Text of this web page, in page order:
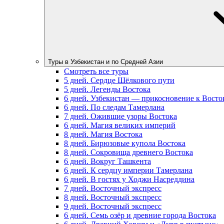
Туры в Узбекистан и по Средней Азии
Смотреть все туры
5 дней. Сердце Шёлкового пути
5 дней. Легенды Востока
6 дней. Узбекистан — прикосновение к
6 дней. По следам Тамерлана
7 дней. Ожившие узоры Востока
6 дней. Магия великих империй
8 дней. Магия Востока
8 дней. Бирюзовые купола Востока
8 дней. Сокровища древнего Востока
6 дней. Вокруг Ташкента
6 дней. К сердцу империи Тамерлана
6 дней. В гостях у Ходжи Насреддина
7 дней. Восточный экспресс
8 дней. Восточный экспресс
9 дней. Восточный экспресс
6 дней. Семь озёр и древние города Востока